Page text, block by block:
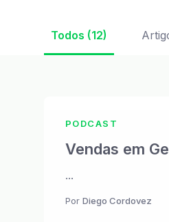
Todos (12)
PODCAST
Vendas em
...
Por Diego Cordovez